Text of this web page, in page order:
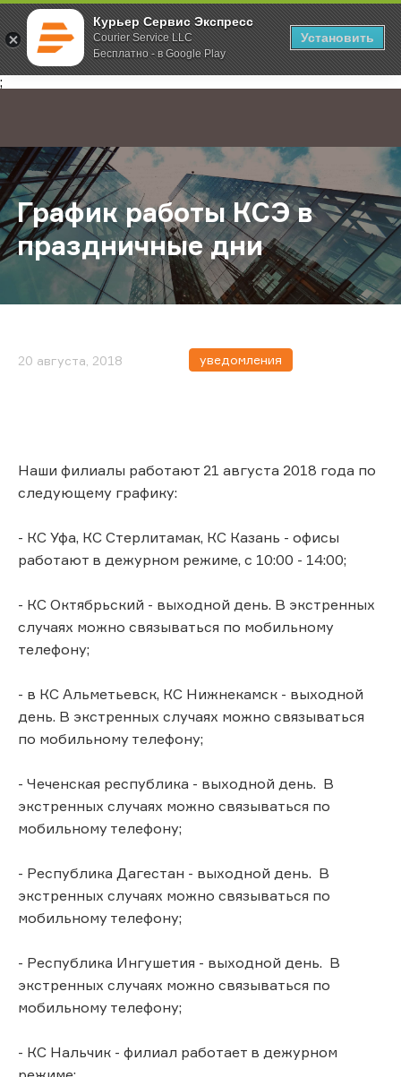
Курьер Сервис Экспресс
Courier Service LLC
Бесплатно - в Google Play
Установить
;
Главная О компании Новости График работы КСЭ в
График работы КСЭ в
праздничные дни
20 августа, 2018 уведомления
Наши филиалы работают 21 августа 2018 года по
следующему графику:
- КС Уфа, КС Стерлитамак, КС Казань - офисы
работают в дежурном режиме, с 10:00 - 14:00;
- КС Октябрьский - выходной день. В экстренных
случаях можно связываться по мобильному
телефону;
- в КС Альметьевск, КС Нижнекамск - выходной
день. В экстренных случаях можно связываться
по мобильному телефону;
- Чеченская республика - выходной день. В
экстренных случаях можно связываться по
мобильному телефону;
- Республика Дагестан - выходной день. В
экстренных случаях можно связываться по
мобильному телефону;
- Республика Ингушетия - выходной день. В
экстренных случаях можно связываться по
мобильному телефону;
- КС Нальчик - филиал работает в дежурном